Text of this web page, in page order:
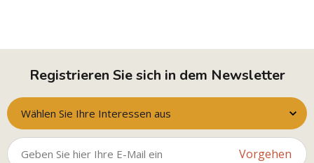
Registrieren Sie sich in dem Newsletter
Wählen Sie Ihre Interessen aus
Vorgehen